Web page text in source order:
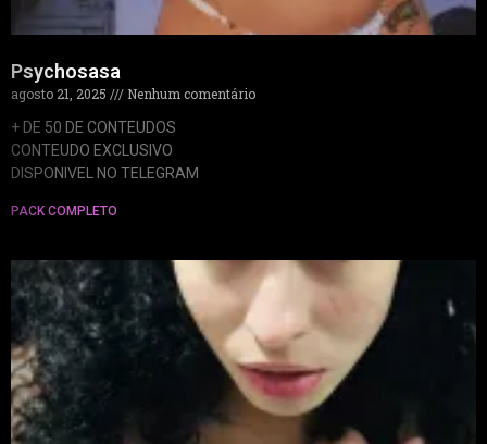
Psychosasa
agosto 21, 2025
Nenhum comentário
+ DE 50 DE CONTEUDOS
CONTEUDO EXCLUSIVO
DISPONIVEL NO TELEGRAM
PACK COMPLETO